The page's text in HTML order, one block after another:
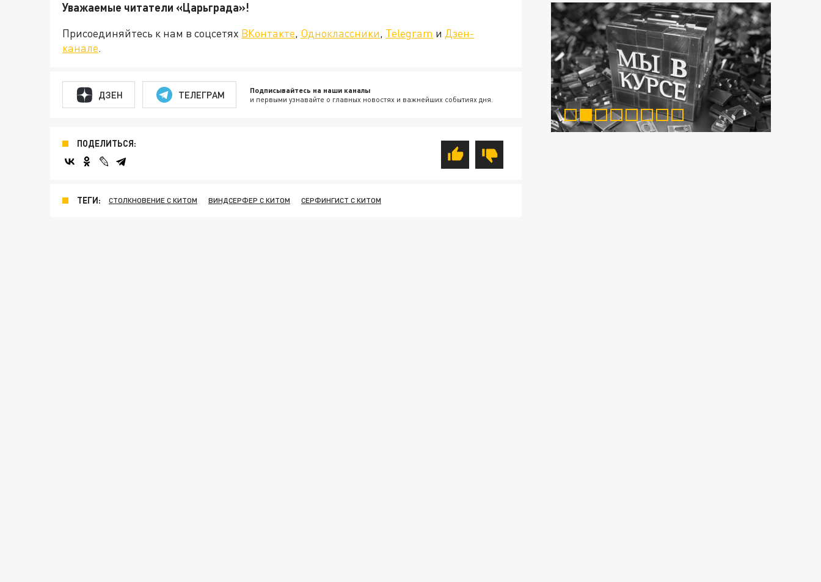
Уважаемые читатели «Царьграда»!
Присоединяйтесь к нам в соцсетях ВКонтакте, Одноклассники, Telegram и Дзен-
канале.
ДЗЕН ТЕЛЕГРАМ Подписывайтесь на наши каналы
и первыми узнавайте о главных новостях и важнейших событиях дня.
ПОДЕЛИТЬСЯ:
ТЕГИ: СТОЛКНОВЕНИЕ С КИТОМ ВИНДСЕРФЕР С КИТОМ СЕРФИНГИСТ С КИТОМ